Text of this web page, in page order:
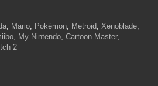
, Mario, Pokémon, Metroid, Xenoblade,
, My Nintendo, Cartoon Master,
2